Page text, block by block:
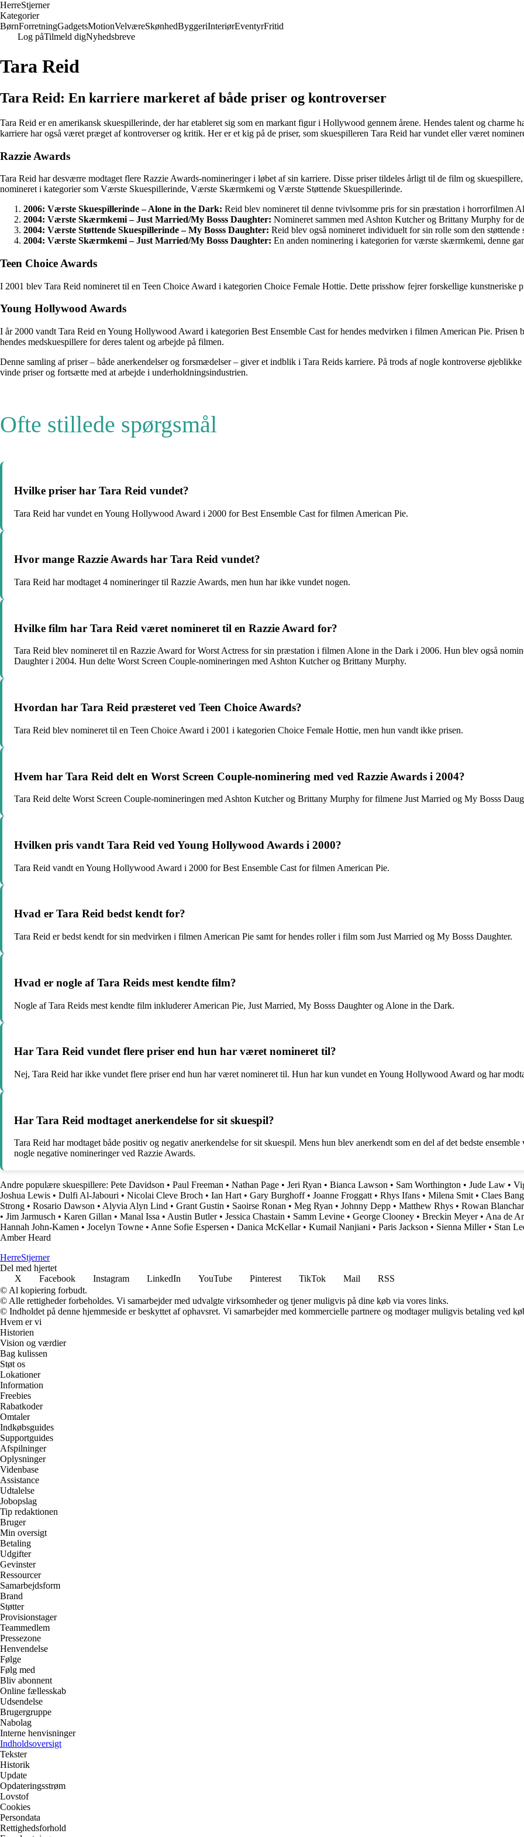
HerreStjerner
Kategorier
BørnForretningGadgetsMotionVelværeSkønhedByggeriInteriørEventyrFritid
Log påTilmeld digNyhedsbreve
Tara Reid
Tara Reid: En karriere markeret af både priser og kontroverser
Tara Reid er en amerikansk skuespillerinde, der har etableret sig som en markant figur i Hollywood gennem årene. Hendes talent og charme
karriere har også været præget af kontroverser og kritik. Her er et kig på de priser, som skuespilleren Tara Reid har vundet eller været
Razzie Awards
Tara Reid har desværre modtaget flere Razzie Awards-nomineringer i løbet af sin karriere. Disse priser tildeles årligt til de film og
nomineret i kategorier som Værste Skuespillerinde, Værste Skærmkemi og Værste Støttende Skuespillerinde.
2006: Værste Skuespillerinde – Alone in the Dark: Reid blev nomineret til denne tvivlsomme pris for sin præstation i horrorfilmen
2004: Værste Skærmkemi – Just Married/My Bosss Daughter: Nomineret sammen med Ashton Kutcher og Brittany Murphy for
2004: Værste Støttende Skuespillerinde – My Bosss Daughter: Reid blev også nomineret individuelt for sin rolle som den
2004: Værste Skærmkemi – Just Married/My Bosss Daughter: En anden nominering i kategorien for værste skærmkemi, denne
Teen Choice Awards
I 2001 blev Tara Reid nomineret til en Teen Choice Award i kategorien Choice Female Hottie. Dette prisshow fejrer forskellige kunstneriske
Young Hollywood Awards
I år 2000 vandt Tara Reid en Young Hollywood Award i kategorien Best Ensemble Cast for hendes medvirken i filmen American Pie. Prisen
hendes medskuespillere for deres talent og arbejde på filmen.
Denne samling af priser – både anerkendelser og forsmædelser – giver et indblik i Tara Reids karriere. På trods af nogle kontroverse
vinde priser og fortsætte med at arbejde i underholdningsindustrien.
Ofte stillede spørgsmål
Hvilke priser har Tara Reid vundet?
Tara Reid har vundet en Young Hollywood Award i 2000 for Best Ensemble Cast for filmen American Pie.
Hvor mange Razzie Awards har Tara Reid vundet?
Tara Reid har modtaget 4 nomineringer til Razzie Awards, men hun har ikke vundet nogen.
Hvilke film har Tara Reid været nomineret til en Razzie Award for?
Tara Reid blev nomineret til en Razzie Award for Worst Actress for sin præstation i filmen Alone in the Dark i 2006. Hun blev også
Daughter i 2004. Hun delte Worst Screen Couple-nomineringen med Ashton Kutcher og Brittany Murphy.
Hvordan har Tara Reid præsteret ved Teen Choice Awards?
Tara Reid blev nomineret til en Teen Choice Award i 2001 i kategorien Choice Female Hottie, men hun vandt ikke prisen.
Hvem har Tara Reid delt en Worst Screen Couple-nominering med ved Razzie Awards i 2004?
Tara Reid delte Worst Screen Couple-nomineringen med Ashton Kutcher og Brittany Murphy for filmene Just Married og My Bosss
Hvilken pris vandt Tara Reid ved Young Hollywood Awards i 2000?
Tara Reid vandt en Young Hollywood Award i 2000 for Best Ensemble Cast for filmen American Pie.
Hvad er Tara Reid bedst kendt for?
Tara Reid er bedst kendt for sin medvirken i filmen American Pie samt for hendes roller i film som Just Married og My Bosss Daughter.
Hvad er nogle af Tara Reids mest kendte film?
Nogle af Tara Reids mest kendte film inkluderer American Pie, Just Married, My Bosss Daughter og Alone in the Dark.
Har Tara Reid vundet flere priser end hun har været nomineret til?
Nej, Tara Reid har ikke vundet flere priser end hun har været nomineret til. Hun har kun vundet en Young Hollywood Award og har
Har Tara Reid modtaget anerkendelse for sit skuespil?
Tara Reid har modtaget både positiv og negativ anerkendelse for sit skuespil. Mens hun blev anerkendt som en del af det bedste
nogle negative nomineringer ved Razzie Awards.
Andre populære skuespillere: Pete Davidson • Paul Freeman • Nathan Page • Jeri Ryan • Bianca Lawson • Sam Worthington • Jude Law •
Joshua Lewis • Dulfi Al-Jabouri • Nicolai Cleve Broch • Ian Hart• Gary Burghoff• Joanne Froggatt• Rhys Ifans • Milena Smit• Claes Bang
Strong • Rosario Dawson • Alyvia Alyn Lind • Grant Gustin • Saoirse Ronan • Meg Ryan • Johnny Depp • Matthew Rhys • Rowan
• Jim Jarmusch • Karen Gillan • Manal Issa • Austin Butler• Jessica Chastain • Samm Levine • George Clooney • Breckin Meyer• Ana de
Hannah John-Kamen • Jocelyn Towne • Anne Sofie Espersen • Danica McKellar• Kumail Nanjiani • Paris Jackson • Sienna Miller• Stan
Amber Heard
HerreStjerner
Del med hjertet
X
Facebook Instagram LinkedIn YouTube Pinterest TikTok Mail
RSS
© Al kopiering forbudt.
© Alle rettigheder forbeholdes. Vi samarbejder med udvalgte virksomheder og tjener muligvis på dine køb via vores links.
© Indholdet på denne hjemmeside er beskyttet af ophavsret. Vi samarbejder med kommercielle partnere og modtager muligvis betaling ved
Hvem er vi
Historien
Vision og værdier
Bag kulissen
Støt os
Lokationer
Information
Freebies
Rabatkoder
Omtaler
Indkøbsguides
Supportguides
Afspilninger
Oplysninger
Videnbase
Assistance
Udtalelse
Jobopslag
Tip redaktionen
Bruger
Min oversigt
Betaling
Udgifter
Gevinster
Ressourcer
Samarbejdsform
Brand
Støtter
Provisionstager
Teammedlem
Pressezone
Henvendelse
Følge
Følg med
Bliv abonnent
Online fællesskab
Udsendelse
Brugergruppe
Nabolag
Interne henvisninger
Indholdsoversigt
Tekster
Historik
Update
Opdateringsstrøm
Lovstof
Cookies
Persondata
Rettighedsforhold